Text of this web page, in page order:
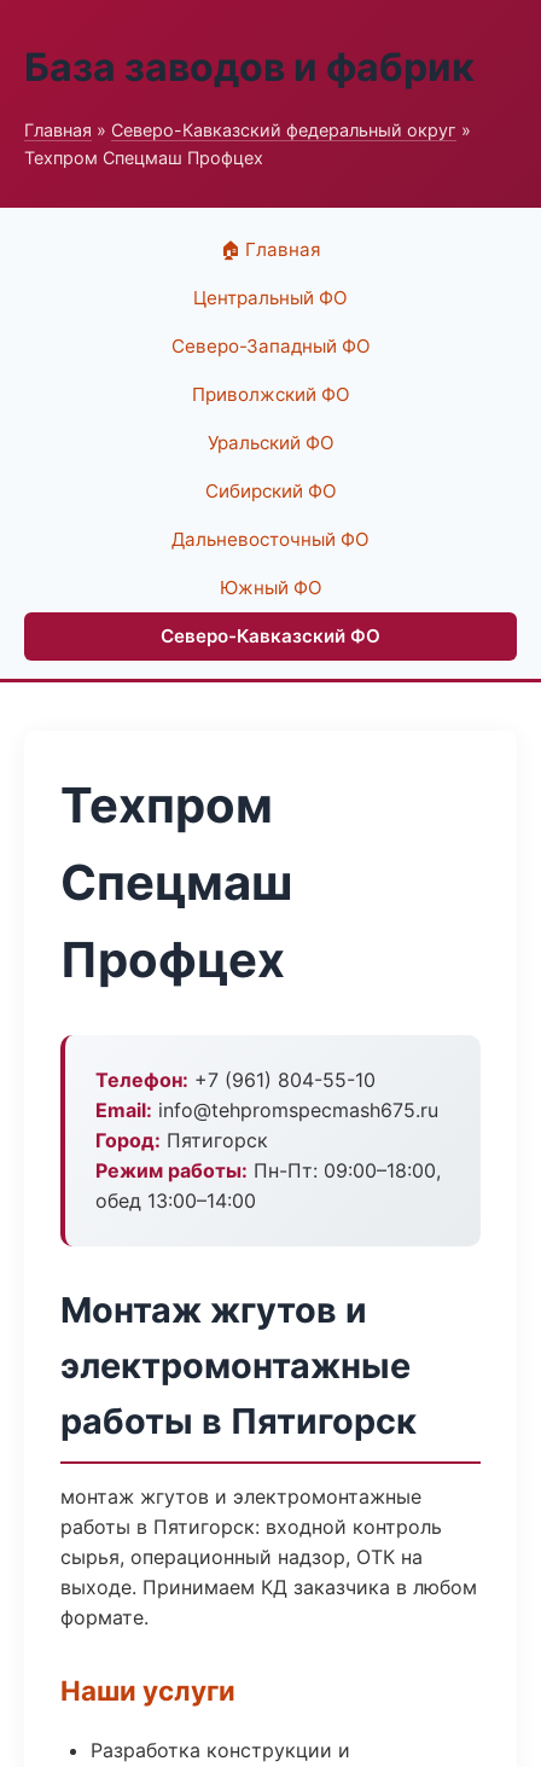
База заводов и фабрик
Главная » Северо-Кавказский федеральный округ »
Техпром Спецмаш Профцех
🏠 Главная
Центральный ФО
Северо-Западный ФО
Приволжский ФО
Уральский ФО
Сибирский ФО
Дальневосточный ФО
Южный ФО
Северо-Кавказский ФО
Техпром
Спецмаш
Профцех
Телефон: +7 (961) 804-55-10
Email: info@tehpromspecmash675.ru
Город: Пятигорск
Режим работы: Пн-Пт: 09:00–18:00,
обед 13:00–14:00
Монтаж жгутов и
электромонтажные
работы в Пятигорск
монтаж жгутов и электромонтажные
работы в Пятигорск: входной контроль
сырья, операционный надзор, ОТК на
выходе. Принимаем КД заказчика в любом
формате.
Наши услуги
Разработка конструкции и